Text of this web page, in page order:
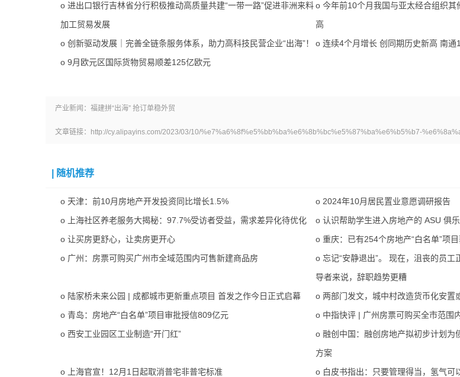
o 进出口银行吉林省分行积极推动高质量共建“一带一路”促进非洲来料
加工贸易发展
o 今年前10个月我国与亚太经合组织
高
o 创新驱动发展｜完善全链条服务体系，助力高科技民营企业“出海”！ o 连续4个月增长 创同期历史新高 南
o 9月欧元区国际货物贸易顺差125亿欧元
产业新闻：福建拼“出海” 抢订单稳外贸
文章链接：http://cy.alipayins.com/2023/03/10/%e7%a6%8f%e5%bb%ba%e6%8b%bc%e5%87%ba%e6%b5%b7-
随机推荐
o 天津：前10月房地产开发投资同比增长1.5% o 2024年10月居民置业意愿调研报告
o
上海社区养老服务大揭秘：97.7%受访者受益，需求差异化待优化 o 认识帮助学生进入房地产的 ASU 俱
o 让买房更舒心，让卖房更开心 o 重庆：已有254个房地产“白名单”项
o 广州：房票可购买广州市全域范围内可售新建商品房 o 忘记“安静退出”。 现在，沮丧的员
导者来说，辞职趋势更糟
o 陆家桥未来公园 | 成都城市更新重点项目 首发之作今日正式启幕 o 两部门发文，城中村改造货币化安置
o 青岛：房地产“白名单”项目审批授信809亿元 o 中指快评 | 广州房票可购买全市范围
o 西安工业园区工业制造“开门红” o 融创中国：融创房地产拟初步计划为
方案
o
上海官宣！12月1日起取消普宅非普宅标准 o 白皮书指出：只要管理得当，氢气可